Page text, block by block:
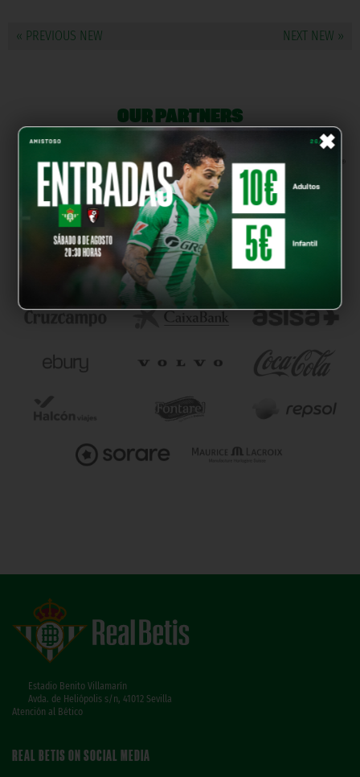
×
« PREVIOUS NEW NEXT NEW »
OUR PARTNERS
Estadio Benito Villamarín
Avda. de Heliópolis s/n, 41012 Sevilla
Atención al Bético
REAL BETIS ON SOCIAL MEDIA